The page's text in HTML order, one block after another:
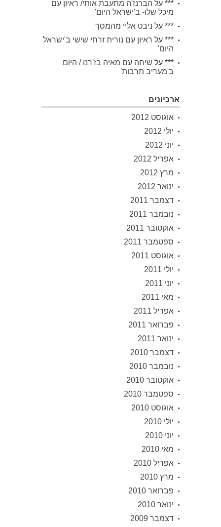
*** על הברנז'ה מתעבת אותי/ ראיון עם
מיכל שלו- ב'ישראל היום'
*** על ניבט אליי מהמסך
*** על ראיון עם נורית זרחי שישי ב'ישראל
היום'
*** על שיחה עם מאיה בז'רנו / היום
ב'מעריב תרבות'
ארכיונים
אוגוסט 2012
יולי 2012
יוני 2012
אפריל 2012
מרץ 2012
ינואר 2012
דצמבר 2011
נובמבר 2011
אוקטובר 2011
ספטמבר 2011
אוגוסט 2011
יולי 2011
יוני 2011
מאי 2011
אפריל 2011
פברואר 2011
ינואר 2011
דצמבר 2010
נובמבר 2010
אוקטובר 2010
ספטמבר 2010
אוגוסט 2010
יולי 2010
יוני 2010
מאי 2010
אפריל 2010
מרץ 2010
פברואר 2010
ינואר 2010
דצמבר 2009